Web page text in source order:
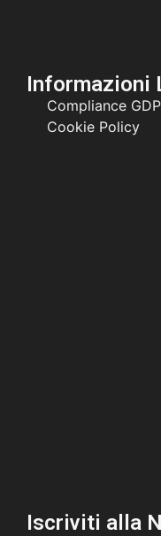
Informazioni
Compliance
Cookie Policy
Iscriviti alla